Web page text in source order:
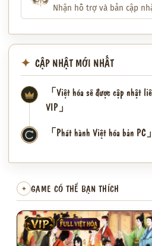
Nhận hỗ trợ và bản cập
CẬP NHẬT MỚI NHẤT
「Việt hóa sẽ được cập nhật
VIP」
✦ 「Phát hành Việt hóa bản PC」
✦ GAME CÓ THỂ BẠN THÍCH
VIP FULL VIỆT HÓA